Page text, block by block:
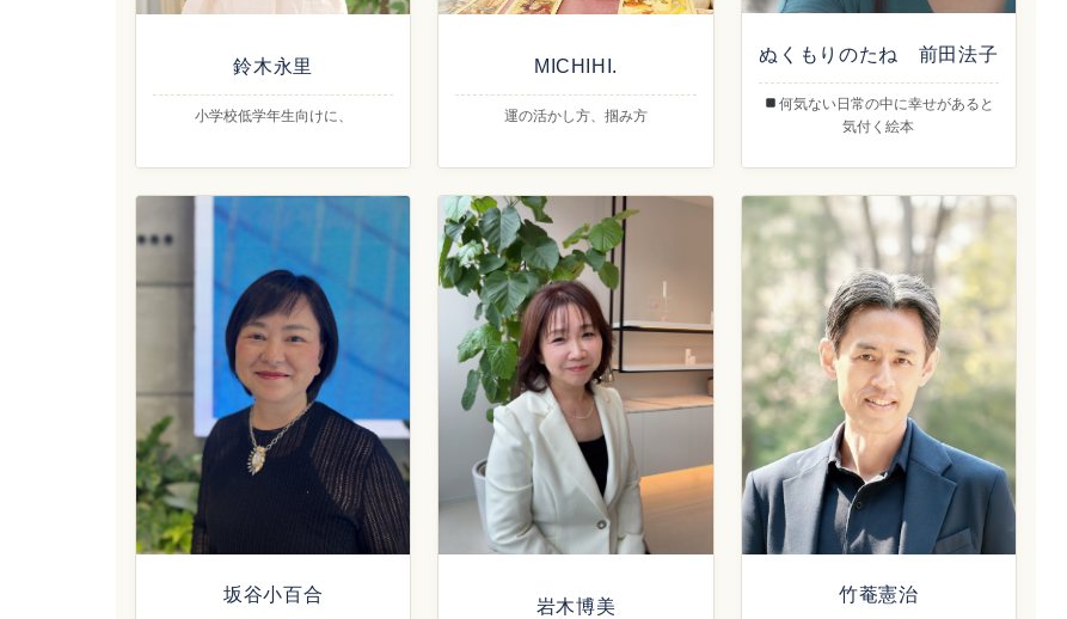
鈴木永里
小学校低学年生向けに、
MICHIHI.
運の活かし方、掴み方
ぬくもりのたね 前田法子
何気ない日常の中に幸せがあると
気付く絵本
坂谷小百合
岩木博美
竹菴憲治